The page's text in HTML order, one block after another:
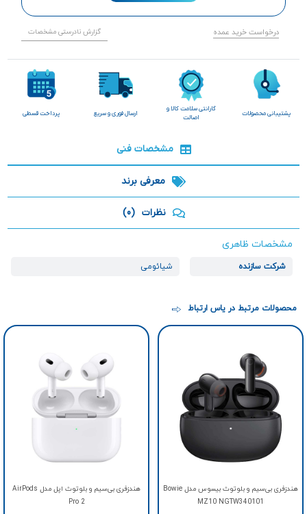
درخواست خرید عمده گزارش نادرستی مشخصات
پشتیبانی محصولات
گارانتی سلامت کالا و
اصالت
ارسال فوری و سریع پرداخت قسطی
مشخصات فنی
معرفی برند
نظرات (0)
مشخصات ظاهری
شرکت سازنده شیائومی
محصولات مرتبط در یاس ارتباط
هندزفری بی‌سیم و بلوتوث بیسوس مدل Bowie
MZ10 NGTW340101
هندزفری بی‌سیم و بلوتوث اپل مدل AirPods
Pro 2